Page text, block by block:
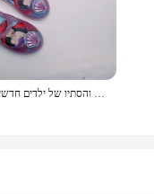
2024 האביב והסתיו של ילדים חדשים בaotou קרח ובקשת שלג בתחת קשת נעליים לבנות נסיכה